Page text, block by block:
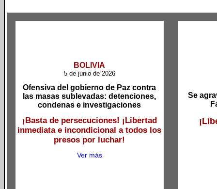
BOLIVIA
5 de junio de 2026
Ofensiva del gobierno de Paz contra
las masas sublevadas: detenciones,
condenas e investigaciones
¡Basta de persecuciones! ¡Libertad
inmediata e incondicional a todos los
presos por luchar!
Ver más
Se